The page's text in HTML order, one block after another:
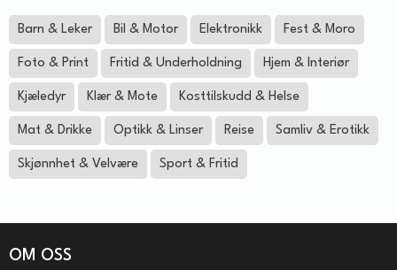
Barn & Leker Bil & Motor Elektronikk Fest & Moro
Foto & Print Fritid & Underholdning Hjem & Interiør
Kjæledyr Klær & Mote Kosttilskudd & Helse
Mat & Drikke Optikk & Linser Reise Samliv & Erotikk
Skjønnhet & Velvære Sport & Fritid
OM OSS